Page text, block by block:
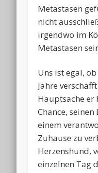
Metastasen
nicht
irgendwo im
Metastasen
Uns ist egal,
Jahre
Hauptsache er
Chance,
einem
Zuhause zu
Herzenshund,
einzelnen Tag